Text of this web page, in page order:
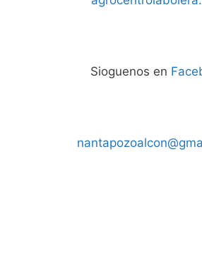
Sioguenos en